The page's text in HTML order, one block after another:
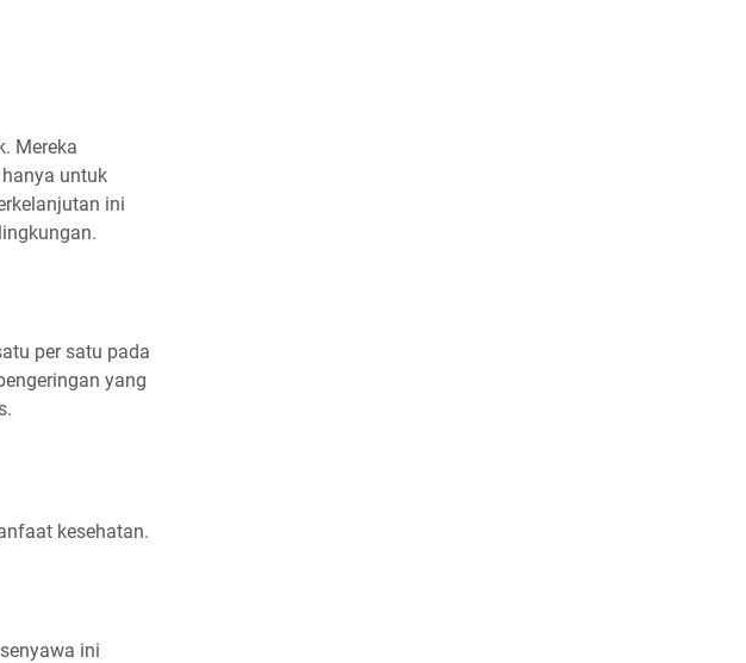
Mereka
untuk
ini
per satu pada
yang
kesehatan.
ini